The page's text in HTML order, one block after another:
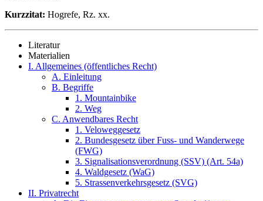
Kurzzitat: Hogrefe, Rz. xx.
Literatur
Materialien
I. Allgemeines (öffentliches Recht)
A. Einleitung
B. Begriffe
1. Mountainbike
2. Weg
C. Anwendbares Recht
1. Veloweggesetz
2. Bundesgesetz über Fuss- und Wanderwege
(FWG)
3. Signalisationsverordnung (SSV) (Art. 54a)
4. Waldgesetz (WaG)
5. Strassenverkehrsgesetz (SVG)
II. Privatrecht